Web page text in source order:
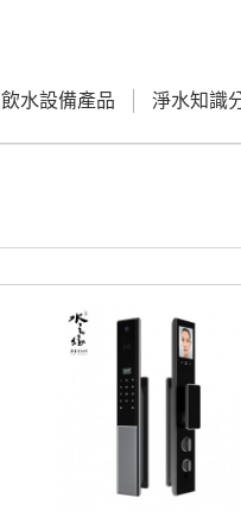
飲水設備產品 淨水知識